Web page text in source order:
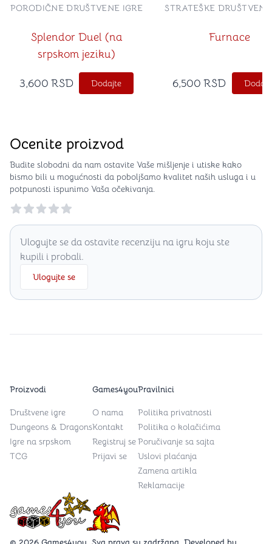
Splendor Duel (na
srpskom jeziku)
PORODIČNE DRUŠTVENE IGRE
3,600 RSD Dodajte
Furnace
STRATEŠKE
6,500 RSD
Ocenite proizvod
Budite slobodni da nam ostavite Vaše mišljenje i utiske kako
bismo bili u mogućnosti da poboljšamo kvalitet naših usluga i u
potpunosti ispunimo Vaša očekivanja.
Reviews
Ulogujte se da ostavite recenziju na igru koju ste
kupili i probali.
Ulogujte se
Games4you logo
Proizvodi
Društvene igre
Dungeons & Dragons
Igre na srpskom
TCG
Games4you
O nama
Kontakt
Registruj se
Prijavi se
Pravilnici
Politika privatnosti
Politika o kolačićima
Poručivanje sa sajta
Uslovi plaćanja
Zamena artikla
Reklamacije